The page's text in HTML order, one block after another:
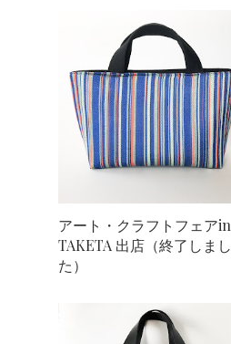
アート・クラフトフェアin
TAKETA 出店（終了しまし
た）